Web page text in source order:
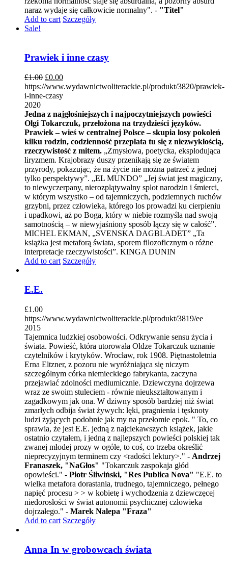
naraz wydaje się całkowicie normalny". - "Titel"
Add to cart Szczegóły
Sale!
Prawiek i inne czasy
£1.00 £0.00
https://www.wydawnictwoliterackie.pl/produkt/3820/prawiek-
i-inne-czasy
2020
Jedna z najgłośniejszych i najpoczytniejszych powieści
Olgi Tokarczuk, przełożona na trzydzieści języków.
Prawiek – wieś w centralnej Polsce – skupia losy pokoleń
kilku rodzin, codzienność przeplata tu się z niezwykłością,
rzeczywistość z mitem. „Zmysłowa, poetycka, eksplodująca
liryzmem. Krajobrazy duszy przenikają się ze światem
przyrody, pokazując, że na życie nie można patrzeć z jednej
tylko perspektywy”. „EL MUNDO” „Jej świat jest magiczny,
to niewyczerpany, nierozplątywalny splot narodzin i śmierci,
w którym wszystko – od tajemniczych, podziemnych ruchów
grzybni, przez człowieka, którego los prowadzi ku cierpieniu
i upadkowi, aż po Boga, który w niebie rozmyśla nad swoją
samotnością – w niewyjaśniony sposób łączy się w całość”.
MICHEL EKMAN, „SVENSKA DAGBLADET” „Ta
książka jest metaforą świata, sporem filozoficznym o różne
interpretacje rzeczywistości”. KINGA DUNIN
Add to cart Szczegóły
E.E.
£1.00
https://www.wydawnictwoliterackie.pl/produkt/3819/ee
2015
Tajemnica ludzkiej osobowości. Odkrywanie sensu życia i
świata. Powieść, która utorowała Oldze Tokarczuk uznanie
czytelników i krytyków. Wrocław, rok 1908. Piętnastoletnia
Erna Eltzner, z pozoru nie wyróżniająca się niczym
szczególnym córka niemieckiego fabrykanta, zaczyna
przejawiać zdolności mediumicznie. Dziewczyna dojrzewa
wraz ze swoim stuleciem - równie nieukształtowanym i
zagadkowym jak ona. W dziwny sposób bardziej niż świat
zmarłych odbija świat żywych: lęki, pragnienia i tęsknoty
ludzi żyjących podobnie jak my na przełomie epok. " To, co
sprawia, że jest E.E. jedną z najciekawszych książek, jakie
ostatnio czytałem, i jedną z najlepszych powieści polskiej tak
zwanej młodej prozy w ogóle, to coś, co trzeba określić
nieprecyzyjnym terminem czy <radości lektury>." - Andrzej
Franaszek, "NaGłos" "Tokarczuk zaspokaja głód
opowieści." - Piotr Śliwiński, "Res Publica Nova" "E.E. to
wielka metafora dorastania, trudnego, tajemniczego, pełnego
napięć procesu > > w kobietę i wychodzenia z dziewczęcej
niedorosłości w świat autonomii psychicznej człowieka
dojrzałego." - Marek Nalepa "Fraza"
Add to cart Szczegóły
Anna In w grobowcach świata